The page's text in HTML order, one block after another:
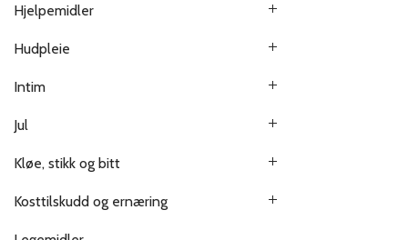
Hjelpemidler
Hudpleie
Intim
Jul
Kløe, stikk og bitt
Kosttilskudd og ernæring